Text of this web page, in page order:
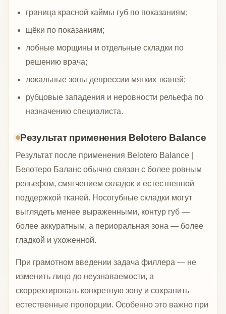
граница красной каймы губ по показаниям;
щёки по показаниям;
лобные морщины и отдельные складки по
решению врача;
локальные зоны депрессии мягких тканей;
рубцовые западения и неровности рельефа по
назначению специалиста.
Результат применения Belotero Balance
Результат после применения Belotero Balance |
Белотеро Баланс обычно связан с более ровным
рельефом, смягчением складок и естественной
поддержкой тканей. Носогубные складки могут
выглядеть менее выраженными, контур губ —
более аккуратным, а периоральная зона — более
гладкой и ухоженной.
При грамотном введении задача филлера — не
изменить лицо до неузнаваемости, а
скорректировать конкретную зону и сохранить
естественные пропорции. Особенно это важно при